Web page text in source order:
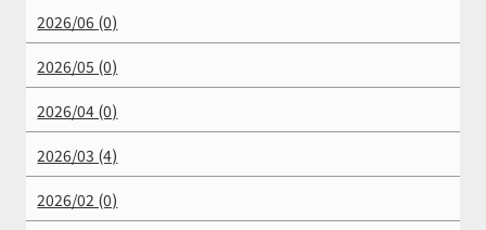
2026/06 (0)
2026/05 (0)
2026/04 (0)
2026/03 (4)
2026/02 (0)